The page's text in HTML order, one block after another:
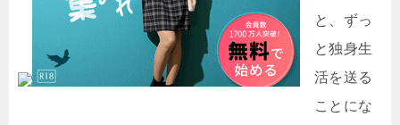
と、ずっ
と独身生
活を送る
ことにな